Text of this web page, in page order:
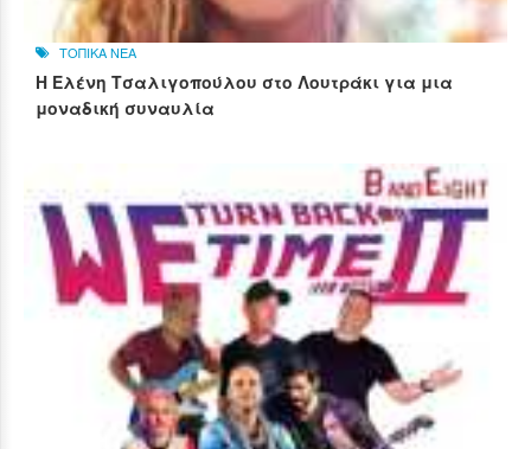
ΤΟΠΙΚΑ ΝΕΑ
Η Ελένη Τσαλιγοπούλου στο Λουτράκι για μια
μοναδική συναυλία